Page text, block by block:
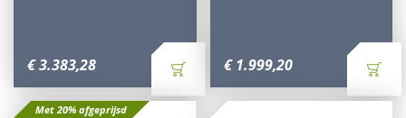
€3.383,28 € 1.999,20
Met 20% afgeprijsd